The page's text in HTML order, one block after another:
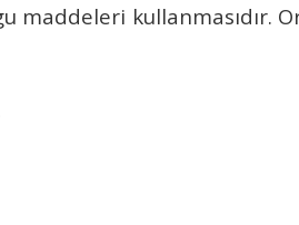
maddeleri kullanmasıdır.